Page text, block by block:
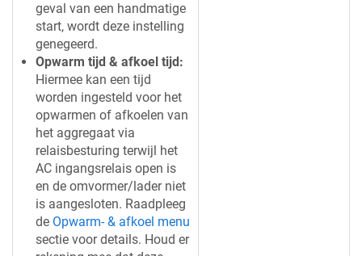
geval van een handmatige
start, wordt deze instelling
genegeerd.
Opwarm tijd & afkoel tijd:
Hiermee kan een tijd
worden ingesteld voor het
opwarmen of afkoelen van
het aggregaat via
relaisbesturing terwijl het
AC ingangsrelais open is
en de omvormer/lader niet
is aangesloten. Raadpleeg
de Opwarm- & afkoel menu
sectie voor details. Houd er